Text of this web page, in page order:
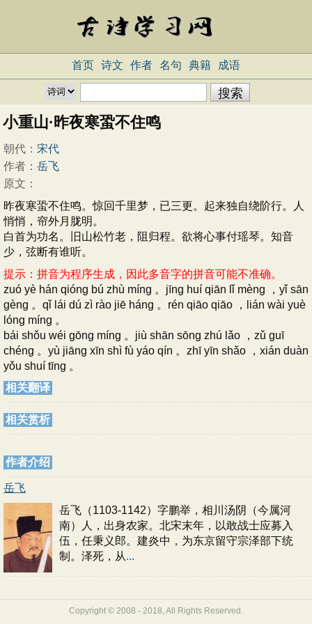
首页 诗文 作者 名句 典籍 成语
小重山·昨夜寒蛩不住鸣
朝代： 宋代
作者： 岳飞
原文：
昨夜寒蛩不住鸣。惊回千里梦，已三更。起来独自绕阶行。人
悄悄，帘外月胧明。
白首为功名。旧山松竹老，阻归程。欲将心事付瑶琴。知音
少，弦断有谁听。
提示：拼音为程序生成，因此多音字的拼音可能不准确。
zuó yè hán qióng bú zhù míng 。jīng huí qiān lǐ mèng ，yǐ sān
gèng 。qǐ lái dú zì rào jiē háng 。rén qiāo qiāo ，lián wài yuè
lóng míng 。
bái shǒu wéi gōng míng 。jiù shān sōng zhú lǎo ，zǔ guī
chéng 。yù jiāng xīn shì fù yáo qín 。zhī yīn shǎo ，xián duàn
yǒu shuí tīng 。
相关翻译
相关赏析
作者介绍
岳飞
岳飞（1103-1142）字鹏举，相川汤阴（今属河
南）人，出身农家。北宋末年，以敢战士应募入
伍，任秉义郎。建炎中，为东京留守宗泽部下统
制。泽死，从...
Copyright © 2008 - 2018, All Rights Reserved.